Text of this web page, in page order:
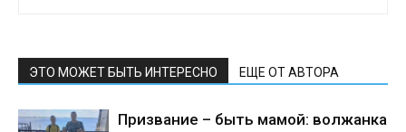
ЭТО МОЖЕТ БЫТЬ ИНТЕРЕСНО ЕЩЕ ОТ АВТОРА
Призвание – быть мамой: волжанка